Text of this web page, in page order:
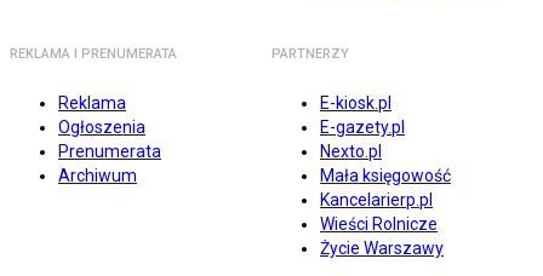
REKLAMA I PRENUMERATA
Reklama
Ogłoszenia
Prenumerata
Archiwum
PARTNERZY
E-kiosk.pl
E-gazety.pl
Nexto.pl
Mała księgowość
Kancelarierp.pl
Wieści Rolnicze
Życie Warszawy